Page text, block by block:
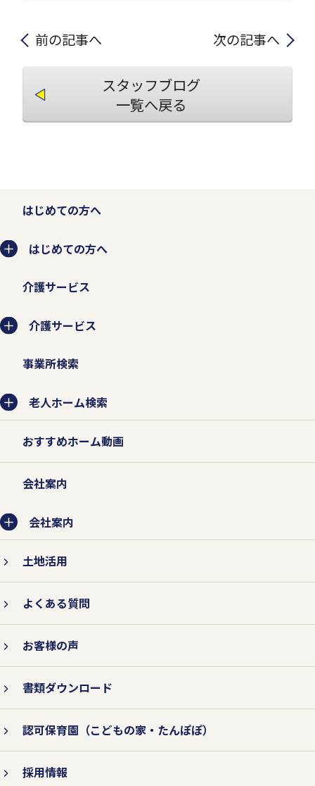
前の記事へ 次の記事へ
スタッフブログ
一覧へ戻る
はじめての方へ
はじめての方へ
介護サービス
介護サービス
事業所検索
老人ホーム検索
おすすめホーム動画
会社案内
会社案内
土地活用
よくある質問
お客様の声
書類ダウンロード
認可保育園 （こどもの家・たんぽぽ）
採用情報